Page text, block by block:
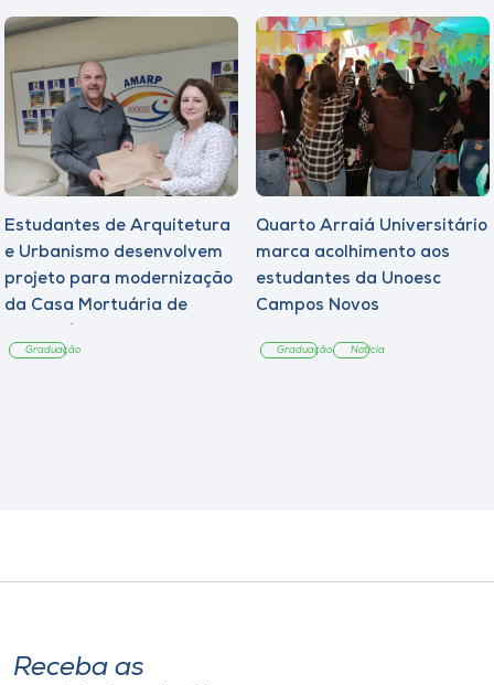
Estudantes de Arquitetura
e Urbanismo desenvolvem
projeto para modernização
da Casa Mortuária de
Graduação
Quarto Arraiá Universitário
marca acolhimento aos
estudantes da Unoesc
Campos Novos
Graduação Notícia
Receba as